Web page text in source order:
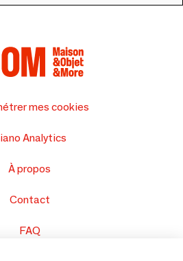
mes cookies
Analytics
À propos
Contact
FAQ